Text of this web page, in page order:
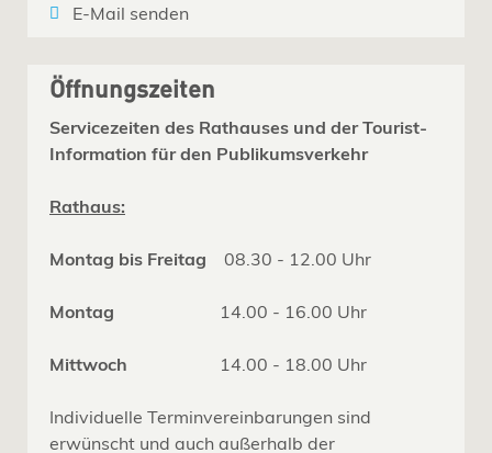
E-Mail senden
Öffnungszeiten
Servicezeiten des Rathauses und der Tourist-
Information für den Publikumsverkehr
Rathaus:
Montag bis Freitag 08.30 - 12.00 Uhr
Montag 14.00 - 16.00 Uhr
Mittwoch 14.00 - 18.00 Uhr
Individuelle Terminvereinbarungen sind
erwünscht und auch außerhalb der